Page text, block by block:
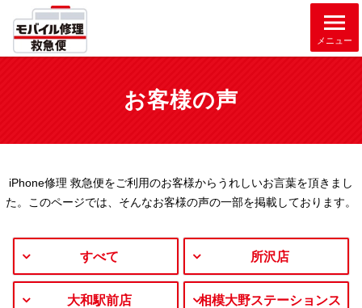
メニュー
お客様の声
iPhone修理 救急便をご利用のお客様からうれしいお言葉を頂きまし
た。
このページでは、そんなお客様の声の一部を掲載しております。
すべて 所沢店
大和駅前店
相模大野ステーションス